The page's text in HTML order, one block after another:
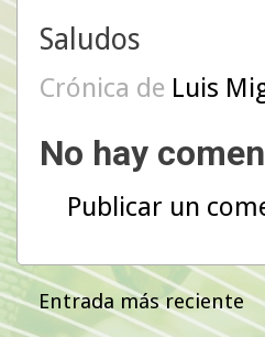
Saludos
Crónica de Luis
No hay
Publicar un
Entrada más reciente